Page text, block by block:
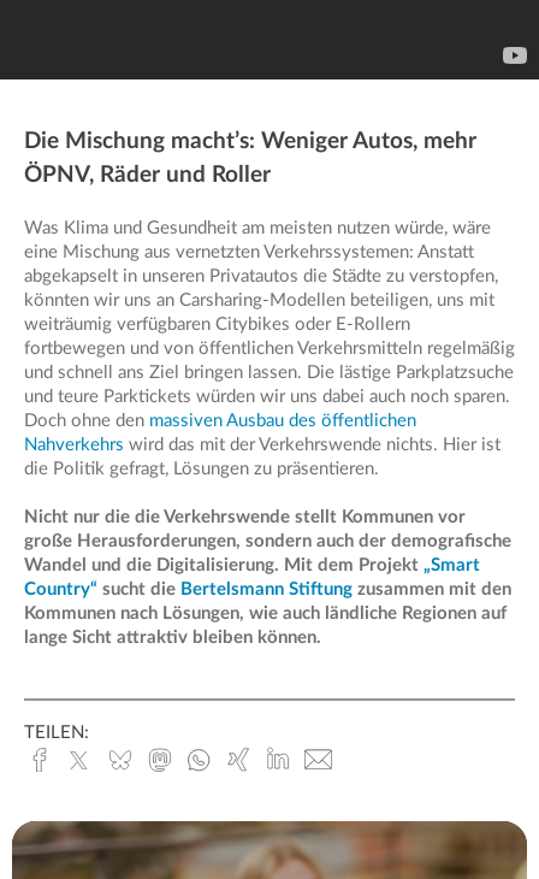
Die Mischung macht’s: Weniger Autos, mehr
ÖPNV, Räder und Roller
Was Klima und Gesundheit am meisten nutzen würde, wäre
eine Mischung aus vernetzten Verkehrssystemen: Anstatt
abgekapselt in unseren Privatautos die Städte zu verstopfen,
könnten wir uns an Carsharing-Modellen beteiligen, uns mit
weiträumig verfügbaren Citybikes oder E-Rollern
fortbewegen und von öffentlichen Verkehrsmitteln regelmäßig
und schnell ans Ziel bringen lassen. Die lästige Parkplatzsuche
und teure Parktickets würden wir uns dabei auch noch sparen.
Doch ohne den massiven Ausbau des öffentlichen
Nahverkehrs wird das mit der Verkehrswende nichts. Hier ist
die Politik gefragt, Lösungen zu präsentieren.
Nicht nur die die Verkehrswende stellt Kommunen vor
große Herausforderungen, sondern auch der demografische
Wandel und die Digitalisierung. Mit dem Projekt „Smart
Country“ sucht die Bertelsmann Stiftung zusammen mit den
Kommunen nach Lösungen, wie auch ländliche Regionen auf
lange Sicht attraktiv bleiben können.
TEILEN:
Facebook
x.com BlueskyMastodonWhatsapp
Xing
Linked